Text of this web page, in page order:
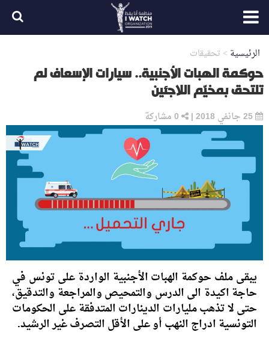
الرئيسية > تحقيقات
حوكمة الهبات الأجنبية.. سيارات الإسعاف لم
تلتحق بمخيّم اللاجئين
|
0مشاركة
يبقى ملف حوكمة الهبات الأجنبية الواردة على تونس في
حاجة اكيدة الى الدرس والتمحيص والمراجعة والتدقيق،
حتى لا تذهب مليارات الدينارات المتدفقة على الحكومات
التونسية ادراج النهب أو على الأقل التصرف غير الرشيد.